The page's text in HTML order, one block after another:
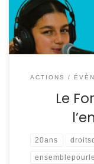
animateurs.trices,
ACTIONS /
Le
20ans